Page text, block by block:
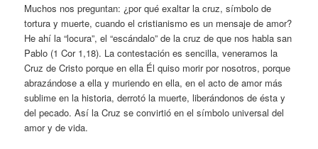
Muchos nos preguntan: ¿por qué exaltar la cruz, símbolo de
tortura y muerte, cuando el cristianismo es un mensaje de amor?
He ahí la “locura”, el “escándalo” de la cruz de que nos habla san
Pablo (1 Cor 1,18). La contestación es sencilla, veneramos la
Cruz de Cristo porque en ella Él quiso morir por nosotros, porque
abrazándose a ella y muriendo en ella, en el acto de amor más
sublime en la historia, derrotó la muerte, liberándonos de ésta y
del pecado. Así la Cruz se convirtió en el símbolo universal del
amor y de vida.